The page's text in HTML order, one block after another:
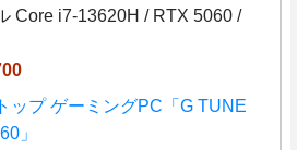
Core i7-13620H / RTX 5060 /
ップ ゲーミングPC「G TUNE
」